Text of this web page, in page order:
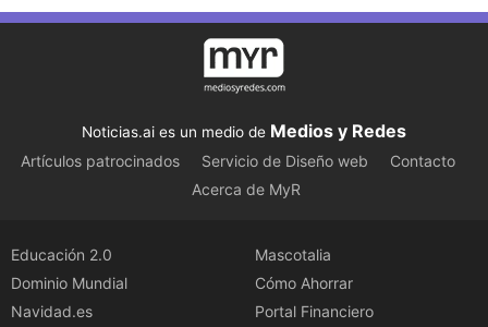
Noticias.ai es un medio de Medios y Redes
Artículos patrocinados Servicio de Diseño web
Contacto
Acerca de MyR
Educación 2.0
Dominio Mundial
Navidad.es
Mascotalia
Cómo Ahorrar
Portal Financiero